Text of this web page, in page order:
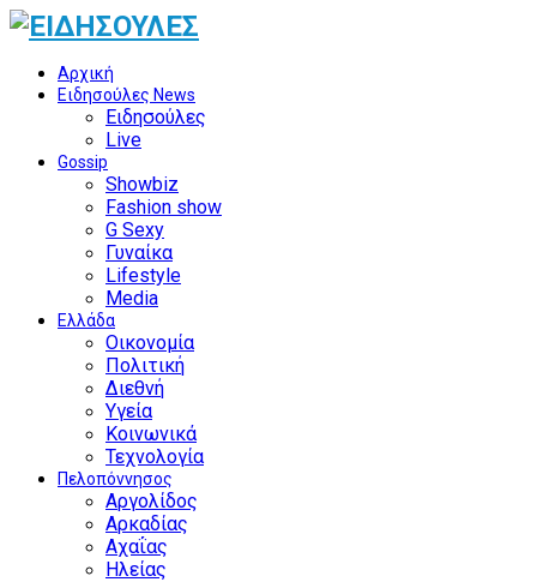
Αρχική
Ειδησούλες News
Ειδησούλες
Live
Gossip
Showbiz
Fashion show
G Sexy
Γυναίκα
Lifestyle
Media
Ελλάδα
Οικονομία
Πολιτική
Διεθνή
Υγεία
Κοινωνικά
Τεχνολογία
Πελοπόννησος
Αργολίδος
Αρκαδίας
Αχαΐας
Ηλείας